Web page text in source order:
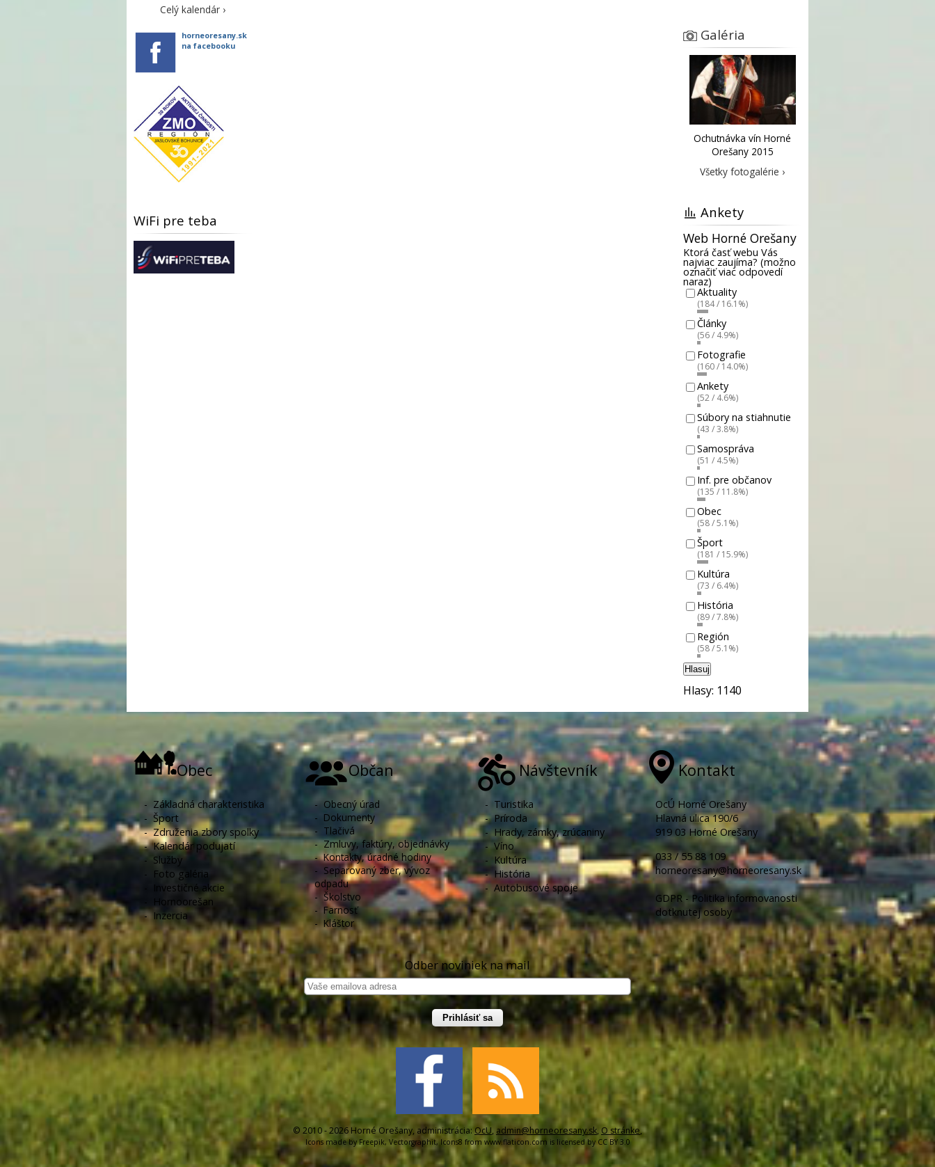
Celý kalendár ›
horneoresany.sk
na facebooku
WiFi pre teba
Galéria
Ochutnávka vín Horné
Orešany 2015
Všetky fotogalérie ›
Ankety
Web Horné Orešany
Ktorá časť webu Vás
najviac zaujíma? (možno
označiť viac odpovedí
naraz)
Aktuality
(184 / 16.1%)
Články
(56 / 4.9%)
Fotografie
(160 / 14.0%)
Ankety
(52 / 4.6%)
Súbory na stiahnutie
(43 / 3.8%)
Samospráva
(51 / 4.5%)
Inf. pre občanov
(135 / 11.8%)
Obec
(58 / 5.1%)
Šport
(181 / 15.9%)
Kultúra
(73 / 6.4%)
História
(89 / 7.8%)
Región
(58 / 5.1%)
Hlasuj
Hlasy: 1140
Obec
- Základná charakteristika
- Šport
-Združenia zbory spolky
-Kalendár podujatí
- Služby
- Foto galéria
-
Investičné akcie
Hornoorešan
-Inzercia
Občan
- Obecný úrad
- Dokumenty
- Tlačivá
-Zmluvy, faktúry, objednávky
-Kontakty, úradné hodiny
- Separovaný zber, vývoz
odpadu
-Školstvo
-Farnosť
-Kláštor
Návštevník
- Turistika
-Príroda
-Hrady, zámky, zrúcaniny
-Víno
- Kultúra
-História
-Autobusové spoje
Kontakt
OcÚ Horné Orešany
Hlavná ulica 190/6
919 03 Horné Orešany
033 / 55 88 109
horneoresany@horneoresany.sk
GDPR - Politika informovanosti
dotknutej osoby
Odber noviniek na mail
Prihlásiť sa
© 2010 - 2026 Horné Orešany, administrácia: OcU, admin@horneoresany.sk, O stránke,
Icons made byFreepik, Vectorgraphit, Icons8 from www.flaticon.com is licensed by CC BY 3.0